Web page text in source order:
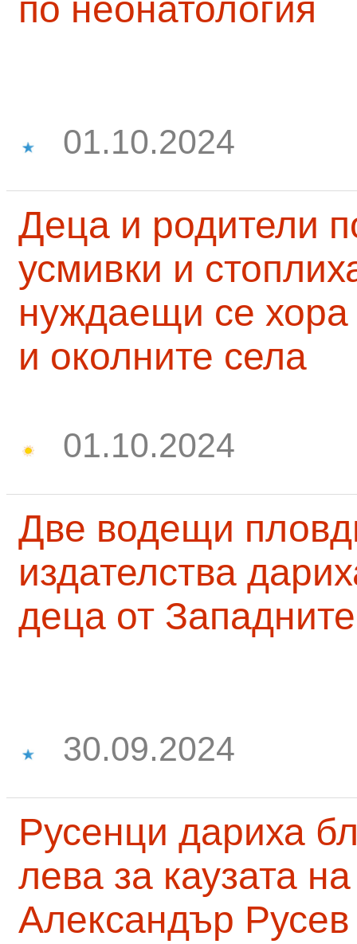
по неонатология
01.10.2024
Деца и родители
усмивки и
нуждаещи се
и околните села
01.10.2024
Две водещи
издателства
деца от
30.09.2024
Русенци дариха
лева за каузата
Александър Русев